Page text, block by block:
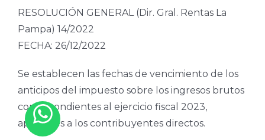
RESOLUCIÓN GENERAL (Dir. Gral. Rentas La
Pampa) 14/2022
FECHA: 26/12/2022
Se establecen las fechas de vencimiento de los
anticipos del impuesto sobre los ingresos brutos
correspondientes al ejercicio fiscal 2023,
aplicables a los contribuyentes directos.